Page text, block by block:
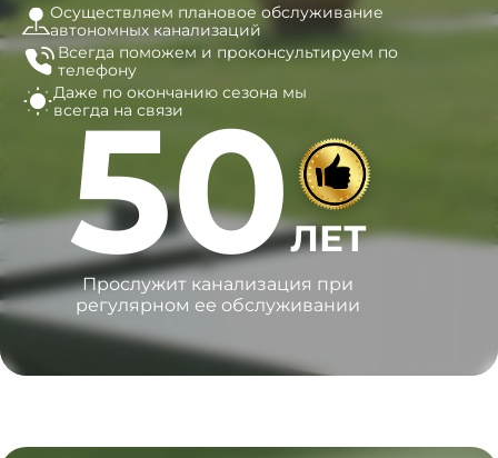
Осуществляем плановое обслуживание
автономных канализаций
Всегда поможем и проконсультируем по
телефону
Даже по окончанию сезона мы
всегда на связи
50ЛЕТ
Прослужит канализация при
регулярном ее обслуживании